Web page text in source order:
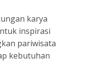
karya
inspirasi
pariwisata
kebutuhan